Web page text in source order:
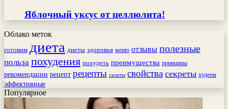
Яблочный уксус от целлюлита!
Облако меток
готовим диета диеты здоровья меню отзывы полезные
польза похудения похудеть преимущества принципы
рекомендации рецепт рецепты салаты свойства секреты худеем
эффективные
Популярное